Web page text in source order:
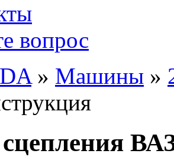
вопрос
» Машины »